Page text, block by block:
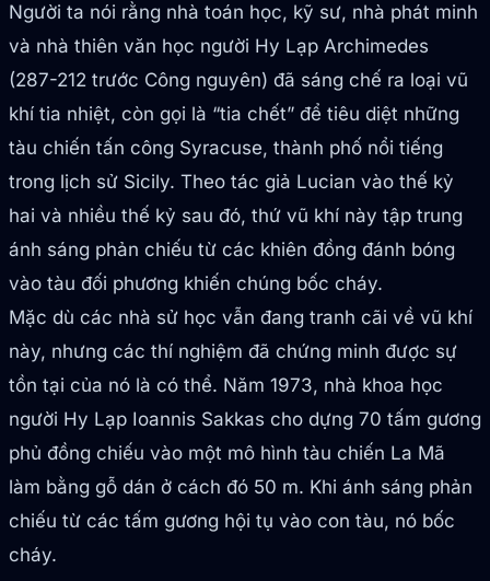
Người ta nói rằng nhà toán học, kỹ sư, nhà phát minh
và nhà thiên văn học người Hy Lạp Archimedes
(287-212 trước Công nguyên) đã sáng chế ra loại vũ
khí tia nhiệt, còn gọi là “tia chết” để tiêu diệt những
tàu chiến tấn công Syracuse, thành phố nổi tiếng
trong lịch sử Sicily. Theo tác giả Lucian vào thế kỷ
hai và nhiều thế kỷ sau đó, thứ vũ khí này tập trung
ánh sáng phản chiếu từ các khiên đồng đánh bóng
vào tàu đối phương khiến chúng bốc cháy.
Mặc dù các nhà sử học vẫn đang tranh cãi về vũ khí
này, nhưng các thí nghiệm đã chứng minh được sự
tồn tại của nó là có thể. Năm 1973, nhà khoa học
người Hy Lạp Ioannis Sakkas cho dựng 70 tấm gương
phủ đồng chiếu vào một mô hình tàu chiến La Mã
làm bằng gỗ dán ở cách đó 50 m. Khi ánh sáng phản
chiếu từ các tấm gương hội tụ vào con tàu, nó bốc
cháy.